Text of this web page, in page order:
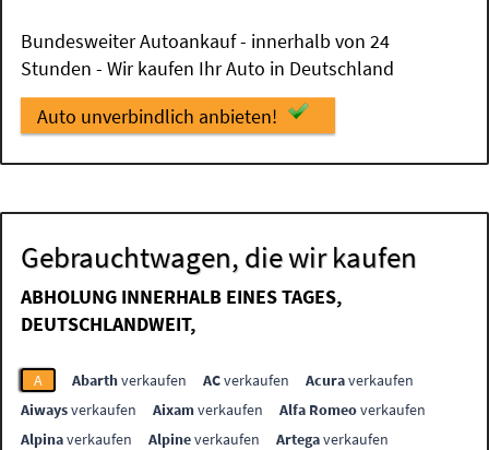
Bundesweiter Autoankauf - innerhalb von 24
Stunden - Wir kaufen Ihr Auto in Deutschland
Auto unverbindlich anbieten!
Gebrauchtwagen, die wir kaufen
ABHOLUNG INNERHALB EINES TAGES,
DEUTSCHLANDWEIT,
A Abarthverkaufen ACverkaufen Acuraverkaufen
Aiwaysverkaufen Aixamverkaufen Alfa Romeoverkaufen
Alpinaverkaufen Alpineverkaufen Artegaverkaufen